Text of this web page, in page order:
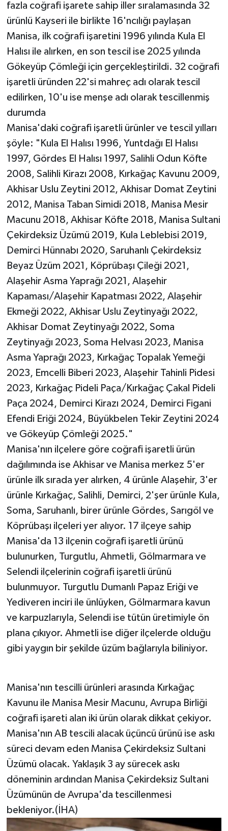
fazla coğrafi işarete sahip iller sıralamasında 32
ürünlü Kayseri ile birlikte 16'ncılığı paylaşan
Manisa, ilk coğrafi işaretini 1996 yılında Kula El
Halısı ile alırken, en son tescil ise 2025 yılında
Gökeyüp Çömleği için gerçekleştirildi. 32 coğrafi
işaretli üründen 22'si mahreç adı olarak tescil
edilirken, 10'u ise menşe adı olarak tescillenmiş
durumda
Manisa'daki coğrafi işaretli ürünler ve tescil yılları
şöyle: "Kula El Halısı 1996, Yuntdağı El Halısı
1997, Gördes El Halısı 1997, Salihli Odun Köfte
2008, Salihli Kirazı 2008, Kırkağaç Kavunu 2009,
Akhisar Uslu Zeytini 2012, Akhisar Domat Zeytini
2012, Manisa Taban Simidi 2018, Manisa Mesir
Macunu 2018, Akhisar Köfte 2018, Manisa Sultani
Çekirdeksiz Üzümü 2019, Kula Leblebisi 2019,
Demirci Hünnabı 2020, Saruhanlı Çekirdeksiz
Beyaz Üzüm 2021, Köprübaşı Çileği 2021,
Alaşehir Asma Yaprağı 2021, Alaşehir
Kapaması/Alaşehir Kapatması 2022, Alaşehir
Ekmeği 2022, Akhisar Uslu Zeytinyağı 2022,
Akhisar Domat Zeytinyağı 2022, Soma
Zeytinyağı 2023, Soma Helvası 2023, Manisa
Asma Yaprağı 2023, Kırkağaç Topalak Yemeği
2023, Emcelli Biberi 2023, Alaşehir Tahinli Pidesi
2023, Kırkağaç Pideli Paça/Kırkağaç Çakal Pideli
Paça 2024, Demirci Kirazı 2024, Demirci Figani
Efendi Eriği 2024, Büyükbelen Tekir Zeytini 2024
ve Gökeyüp Çömleği 2025."
Manisa'nın ilçelere göre coğrafi işaretli ürün
dağılımında ise Akhisar ve Manisa merkez 5'er
ürünle ilk sırada yer alırken, 4 ürünle Alaşehir, 3'er
ürünle Kırkağaç, Salihli, Demirci, 2'şer ürünle Kula,
Soma, Saruhanlı, birer ürünle Gördes, Sarıgöl ve
Köprübaşı ilçeleri yer alıyor. 17 ilçeye sahip
Manisa'da 13 ilçenin coğrafi işaretli ürünü
bulunurken, Turgutlu, Ahmetli, Gölmarmara ve
Selendi ilçelerinin coğrafi işaretli ürünü
bulunmuyor. Turgutlu Dumanlı Papaz Eriği ve
Yediveren inciri ile ünlüyken, Gölmarmara kavun
ve karpuzlarıyla, Selendi ise tütün üretimiyle ön
plana çıkıyor. Ahmetli ise diğer ilçelerde olduğu
gibi yaygın bir şekilde üzüm bağlarıyla biliniyor.
Manisa'nın tescilli ürünleri arasında Kırkağaç
Kavunu ile Manisa Mesir Macunu, Avrupa Birliği
coğrafi işareti alan iki ürün olarak dikkat çekiyor.
Manisa'nın AB tescili alacak üçüncü ürünü ise askı
süreci devam eden Manisa Çekirdeksiz Sultani
Üzümü olacak. Yaklaşık 3 ay sürecek askı
döneminin ardından Manisa Çekirdeksiz Sultani
Üzümünün de Avrupa'da tescillenmesi
bekleniyor.(İHA)